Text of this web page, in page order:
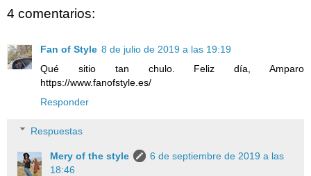
4 comentarios:
Fan of Style 8 de julio de 2019 a las 19:19
Qué sitio tan chulo. Feliz día, Amparo
https://www.fanofstyle.es/
Responder
Respuestas
Mery of the style
6 de septiembre de 2019 a las
18:46